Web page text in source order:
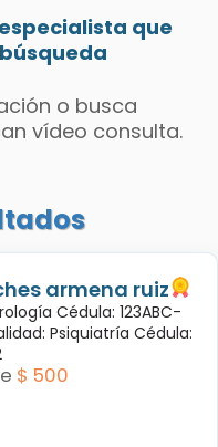
que
o busca
vídeo consulta.
armena ruiz
Cédula: 123ABC-
Psiquiatría Cédula:
$ 500